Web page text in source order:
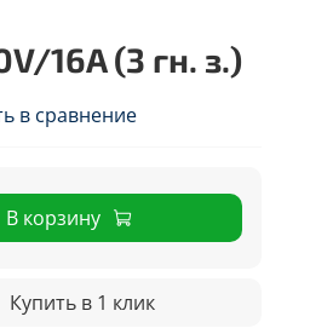
16A (3 гн. з.)
в сравнение
В корзину
Купить в 1 клик